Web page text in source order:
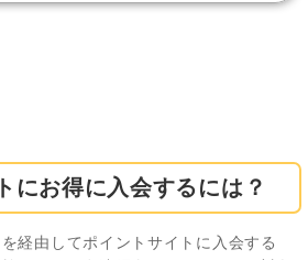
にお得に入会するには？
経由してポイントサイトに入会する